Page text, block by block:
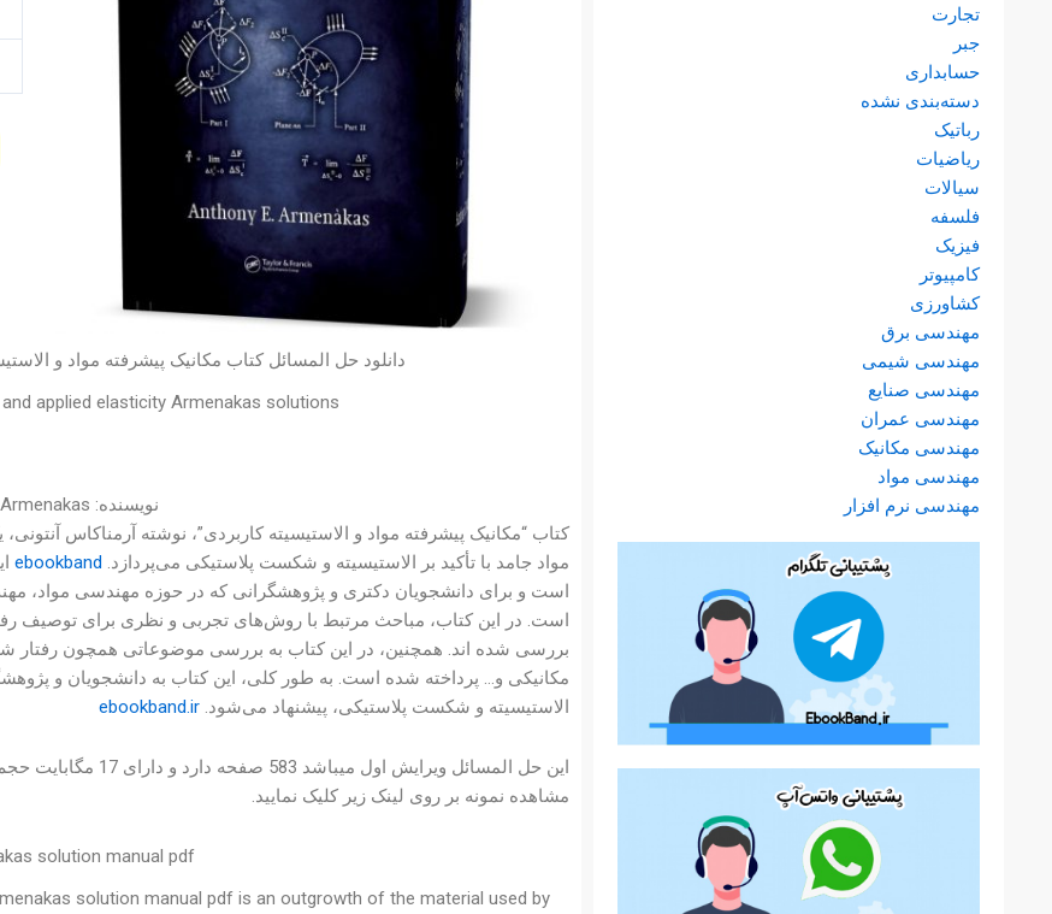
تجارت
جبر
حسابداری
دسته‌بندی نشده
رباتیک
ریاضیات
سیالات
فلسفه
فیزیک
کامپیوتر
کشاورزی
مهندسی برق
مهندسی شیمی
مهندسی صنایع
مهندسی عمران
مهندسی مکانیک
مهندسی مواد
مهندسی نرم افزار
دانلود حل المسائل کتاب مکانیک پیشرفته مواد و
applied elasticity Armenakas solutions
نویسنده: Anthony E. Armenakas
کتاب “مکانیک پیشرفته مواد و الاستیسیته کاربردی”، نوشته آرمناکاس
مواد جامد با تأکید بر الاستیسیته و شکست پلاستیکی می‌پردازد. ebookband
است و برای دانشجویان دکتری و پژوهشگرانی که در حوزه مهندسی مواد،
است. در این کتاب، مباحث مرتبط با روش‌های تجربی و نظری برای توصیف
بررسی شده اند. همچنین، در این کتاب به بررسی موضوعاتی همچون رفتار
مکانیکی و… پرداخته شده است. به طور کلی، این کتاب به دانشجویان و
الاستیسیته و شکست پلاستیکی، پیشنهاد می‌شود. ebookband.ir
این حل المسائل
مشاهده نمونه بر روی لینک زیر کلیک نمایید.
solution manual pdf
solution manual pdf is an outgrowth of the material used by